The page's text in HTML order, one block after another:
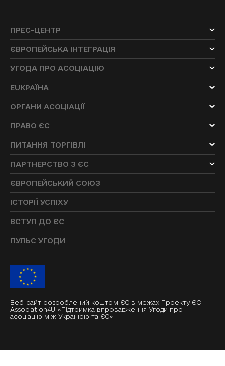
ПРЕС-ЦЕНТР
ЄВРОПЕЙСЬКА ІНТЕГРАЦІЯ
УГОДА ПРО АСОЦІАЦІЮ
EUKРАЇНА
ОРГАНИ АСОЦІАЦІЇ
ПРАВО ЄС
ПИТАННЯ ТОРГІВЛІ
ПАРТНЕРСТВО З ЄС
ЄВРОПЕЙСЬКИЙ СОЮЗ
ІСТОРІЇ УСПІХУ
ВСТУП ДО ЄС
ПУЛЬС УГОДИ
Веб-сайт розроблений коштом ЄС в межах Проекту ЄС
Association4U «Підтримка впровадження Угоди про
асоціацію між Україною та ЄС»